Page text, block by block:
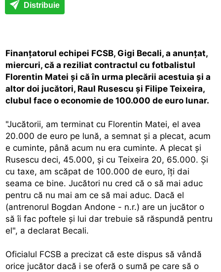
Distribuie
Finanţatorul echipei FCSB, Gigi Becali, a anunţat,
miercuri, că a reziliat contractul cu fotbalistul
Florentin Matei şi că în urma plecării acestuia şi a
altor doi jucători, Raul Rusescu şi Filipe Teixeira,
clubul face o economie de 100.000 de euro lunar.
"Jucătorii, am terminat cu Florentin Matei, el avea
20.000 de euro pe lună, a semnat şi a plecat, acum
e cuminte, până acum nu era cuminte. A plecat şi
Rusescu deci, 45.000, şi cu Teixeira 20, 65.000. Şi
cu taxe, am scăpat de 100.000 de euro, îţi dai
seama ce bine. Jucători nu cred că o să mai aduc
pentru că nu mai am ce să mai aduc. Dacă el
(antrenorul Bogdan Andone - n.r.) are un jucător o
să îi fac poftele şi lui dar trebuie să răspundă pentru
el", a declarat Becali.
Oficialul FCSB a precizat că este dispus să vândă
orice jucător dacă i se oferă o sumă pe care să o